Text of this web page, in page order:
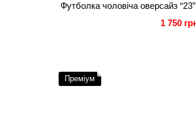
Футболка чоловіча оверсайз
1 750
Преміум